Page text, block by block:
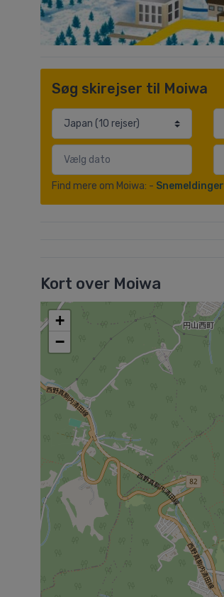
Søg skirejser til Moiwa
Find mere om Moiwa: - Snemeldinger
Kort over Moiwa
+
−